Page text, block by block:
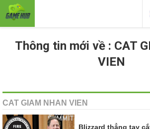
Thông tin mới về : CAT
VIEN
CAT GIAM NHAN VIEN
Blizzard thẳng tay